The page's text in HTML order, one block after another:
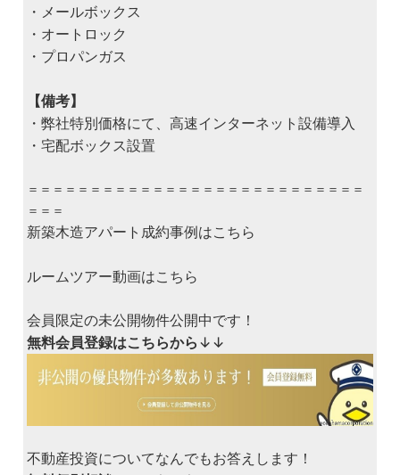
・メールボックス
・オートロック
・プロパンガス
【備考】
・弊社特別価格にて、高速インターネット設備導入
・宅配ボックス設置
＝＝＝＝＝＝＝＝＝＝＝＝＝＝＝＝＝＝＝＝＝＝＝＝＝＝＝
＝＝＝
新築木造アパート成約事例はこちら
ルームツアー動画はこちら
会員限定の未公開物件公開中です！
無料会員登録はこちらから ↓↓
不動産投資についてなんでもお答えします！